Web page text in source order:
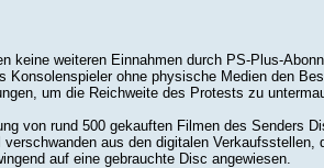
weiteren Einnahmen durch PS-Plus-
ohne physische Medien den
um die Reichweite des Protests zu
von rund 500 gekauften Filmen des Senders
aus den digitalen
auf eine gebrauchte Disc angewiesen.